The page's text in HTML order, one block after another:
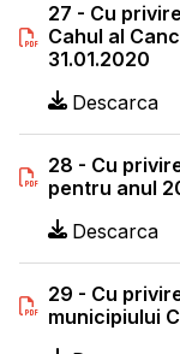
27 - Cu
Cahul al
31.01.2020
Descarca
28 - Cu
pentru anul
Descarca
29 - Cu
municipiului